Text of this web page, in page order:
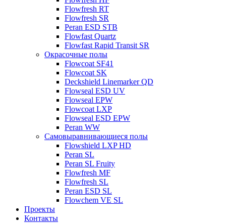
Flowfresh RT
Flowfresh SR
Peran ESD STB
Flowfast Quartz
Flowfast Rapid Transit SR
Окрасочные полы
Flowcoat SF41
Flowcoat SK
Deckshield Linemarker QD
Flowseal ESD UV
Flowseal EPW
Flowcoat LXP
Flowseal ESD EPW
Peran WW
Самовыравнивающиеся полы
Flowshield LXP HD
Peran SL
Peran SL Fruity
Flowfresh MF
Flowfresh SL
Peran ESD SL
Flowchem VE SL
Проекты
Контакты